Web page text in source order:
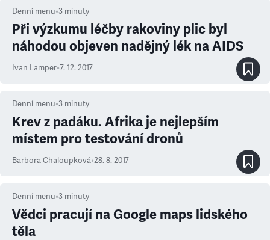
Denní menu•3 minuty
Při výzkumu léčby rakoviny plic byl
náhodou objeven nadějný lék na AIDS
Ivan Lamper•7. 12. 2017
Denní menu•3 minuty
Krev z padáku. Afrika je nejlepším
místem pro testování dronů
Barbora Chaloupková•28. 8. 2017
Denní menu•3 minuty
Vědci pracují na Google maps lidského
těla